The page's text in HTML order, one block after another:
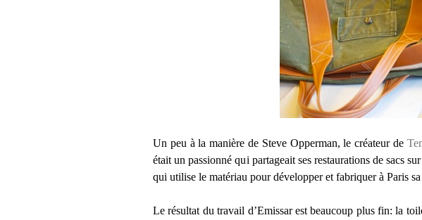
Un peu à la manière de Steve Opperman, le créateur de
était un passionné qui partageait ses restaurations de sacs
qui utilise le matériau pour développer et fabriquer à Paris
Le résultat du travail d’Emissar est beaucoup plus fin: la